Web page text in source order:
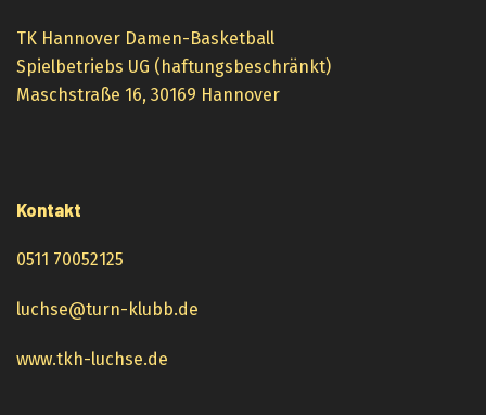
TK Hannover Damen-Basketball
Spielbetriebs UG (haftungsbeschränkt)
Maschstraße 16, 30169 Hannover
Kontakt
0511 70052125
luchse@turn-klubb.de
www.tkh-luchse.de